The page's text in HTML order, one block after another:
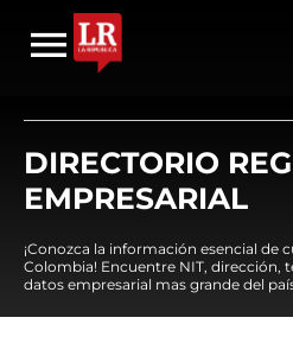
DIRECTORIO
EMPRESARIAL
¡Conozca la información esencial de
Colombia! Encuentre NIT, dirección,
datos empresarial mas grande del